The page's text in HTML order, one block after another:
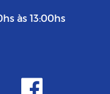
às 13:00hs